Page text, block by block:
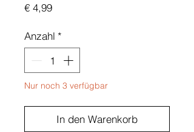
€ 4,99Preis
Anzahl *
Nur noch 3 verfügbar
In den Warenkorb